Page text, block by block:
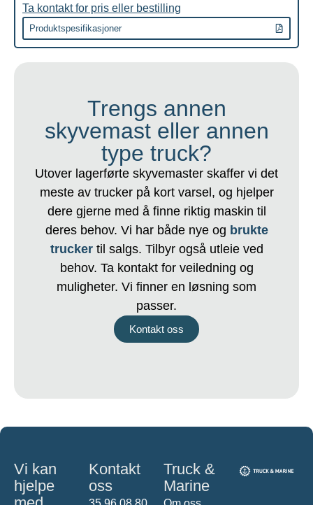
Ta kontakt for pris eller bestilling
Produktspesifikasjoner
Trengs annen
skyvemast eller annen
type truck?
Utover lagerførte skyvemaster skaffer vi det
meste av trucker på kort varsel, og hjelper
dere gjerne med å finne riktig maskin til
deres behov. Vi har både nye og brukte
truckertil salgs. Tilbyr også utleie ved
behov. Ta kontakt for veiledning og
muligheter. Vi finner en løsning som
passer.
Kontakt oss
Vi kan
hjelpe
Kontakt
oss
Truck &
Marine